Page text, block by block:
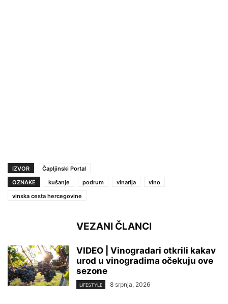
IZVOR
Čapljinski Portal
OZNAKE
kušanje podrum vinarija
vino
vinska cesta hercegovine
VEZANI ČLANCI
VIDEO | Vinogradari otkrili kakav
urod u vinogradima očekuju ove
sezone
LIFESTYLE 8 srpnja, 2026